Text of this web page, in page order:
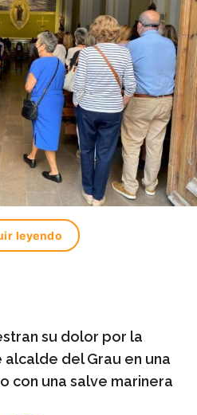
leyendo
su dolor por la
del Grau en una
con una salve marinera